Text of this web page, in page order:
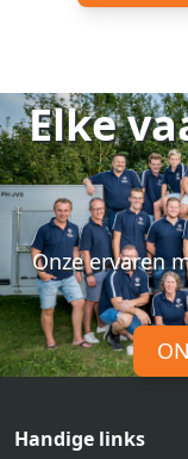
Elke
Onze ervaren
Handige links